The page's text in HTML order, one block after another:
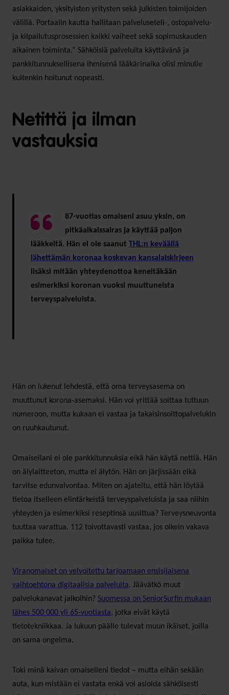
asiakkaiden, yksityisten yritysten sekä julkisten toimijoiden
välillä. Portaalin kautta hallitaan palveluseteli-, ostopalvelu-
ja kilpailutusprosessien kaikki vaiheet sekä sopimuskauden
aikainen toiminta.” Sähköisiä palveluita käyttävänä ja
pankkitunnuksellisena ihmisenä lääkärinaika olisi minulle
kuitenkin hoitunut nopeasti.
Netittä ja ilman
vastauksia
87-vuotias omaiseni asuu yksin, on
pitkäaikaissairas ja käyttää paljon
lääkkeitä. Hän ei ole saanut THL:n keväällä
lähettämän koronaa koskevan kansalaiskirjeen
lisäksi mitään yhteydenottoa keneltäkään
esimerkiksi koronan vuoksi muuttuneista
terveyspalveluista.
Hän on lukenut lehdestä, että oma terveysasema on
muuttunut korona-asemaksi. Hän voi yrittää soittaa tuttuun
numeroon, mutta kukaan ei vastaa ja takaisinsoittopalvelukin
on ruuhkautunut.
Omaisellani ei ole pankkitunnuksia eikä hän käytä nettiä. Hän
on älylaitteeton, mutta ei älytön. Hän on järjissään eikä
tarvitse edunvalvontaa. Miten on ajateltu, että hän löytää
tietoa itselleen elintärkeistä terveyspalveluista ja saa niihin
yhteyden ja esimerkiksi reseptinsä uusittua? Terveysneuvonta
tuuttaa varattua. 112 toivottavasti vastaa, jos oikein vakava
paikka tulee.
Viranomaiset on velvoitettu tarjoamaan ensisijaisena
vaihtoehtona digitaalisia palveluita. Jäävätkö muut
palvelukanavat jalkoihin? Suomessa on SeniorSurfin mukaan
lähes 500 000 yli 65-vuotiasta, jotka eivät käytä
tietotekniikkaa. Ja lukuun päälle tulevat muun ikäiset, joilla
on sama ongelma.
Toki minä kaivan omaiselleni tiedot – mutta eihän sekään
auta, kun mistään ei vastata enkä voi asioida sähköisesti